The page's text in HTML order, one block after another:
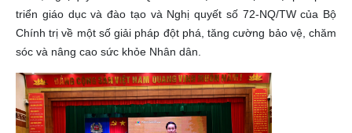
triển giáo dục và đào tạo và Nghị quyết số 72-NQ/TW của Bộ
Chính trị về một số giải pháp đột phá, tăng cường bảo vệ, chăm
sóc và nâng cao sức khỏe Nhân dân.